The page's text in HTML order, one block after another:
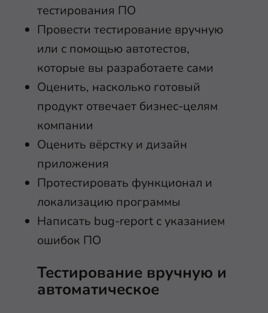
тестирования ПО
Провести тестирование вручную
или с помощью автотестов,
которые вы разработаете сами
Оценить, насколько готовый
продукт отвечает бизнес-целям
компании
Оценить вёрстку и дизайн
приложения
Протестировать функционал и
локализацию программы
Написать bug-report с указанием
ошибок ПО
Тестирование вручную и
автоматическое